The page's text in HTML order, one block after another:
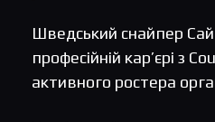
Шведський снайпер
професійній кар’єрі з
активного ростера